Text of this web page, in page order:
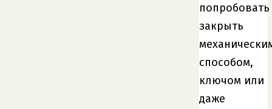
попробовать
закрыть
способом,
ключом или
даже